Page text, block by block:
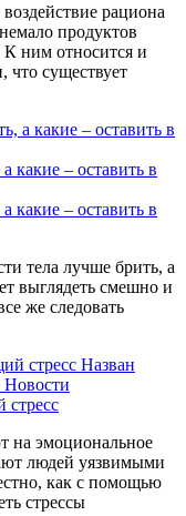
рациона
продуктов
К ним относится и
что существует
какие – оставить в
какие – оставить в
тела лучше брить, а
выглядеть смешно и
же следовать
Назван
Новости
стресс
на эмоциональное
людей уязвимыми
как с помощью
стрессы